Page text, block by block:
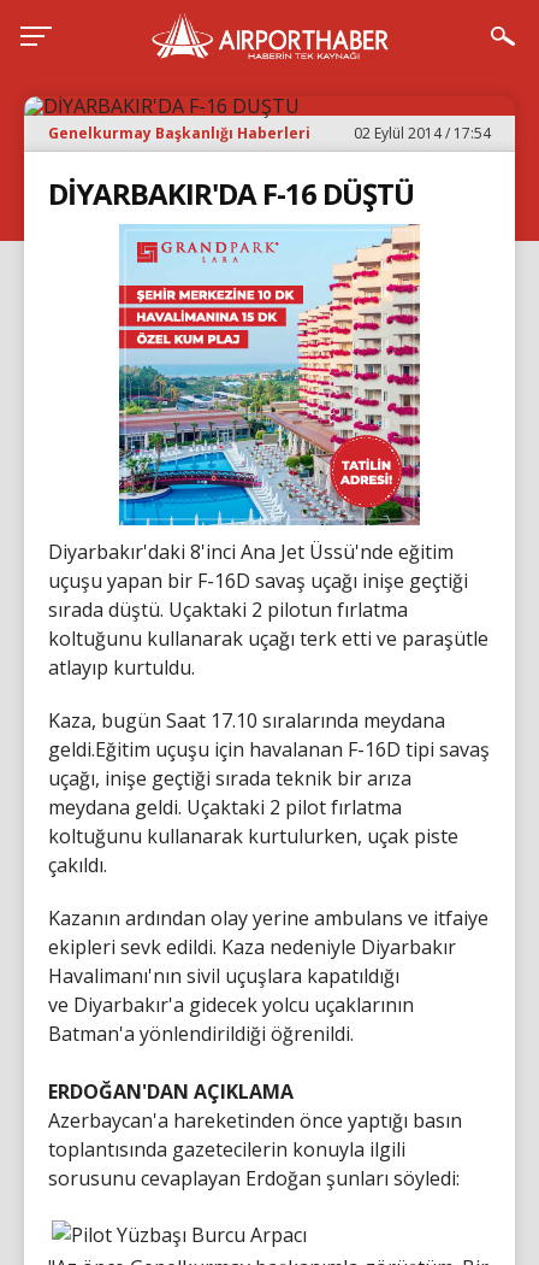
Genelkurmay Başkanlığı Haberleri 02 Eylül 2014 / 17:54
DİYARBAKIR'DA F-16 DÜŞTÜ
Diyarbakır'daki 8'inci Ana Jet Üssü'nde eğitim
uçuşu yapan bir F-16D savaş uçağı inişe geçtiği
sırada düştü. Uçaktaki 2 pilotun fırlatma
koltuğunu kullanarak uçağı terk etti ve paraşütle
atlayıp kurtuldu.
Kaza, bugün Saat 17.10 sıralarında meydana
geldi.Eğitim uçuşu için havalanan F-16D tipi savaş
uçağı, inişe geçtiği sırada teknik bir arıza
meydana geldi. Uçaktaki 2 pilot fırlatma
koltuğunu kullanarak kurtulurken, uçak piste
çakıldı.
Kazanın ardından olay yerine ambulans ve itfaiye
ekipleri sevk edildi. Kaza nedeniyle Diyarbakır
Havalimanı'nın sivil uçuşlara kapatıldığı
ve Diyarbakır'a gidecek yolcu uçaklarının
Batman'a yönlendirildiği öğrenildi.
ERDOĞAN'DAN AÇIKLAMA
Azerbaycan'a hareketinden önce yaptığı basın
toplantısında gazetecilerin konuyla ilgili
sorusunu cevaplayan Erdoğan şunları söyledi: